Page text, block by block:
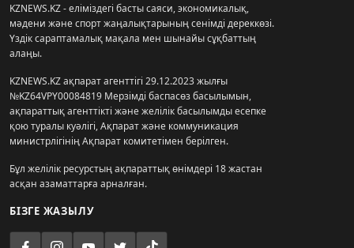
KZNEWS.KZ - еліміздегі басты саяси, экономикалық,
мәдени және спорт жаңалықтарының сенімді дереккөзі.
Үздік сараптамалық мақала мен шынайы сұқбаттың
алаңы.
KZNEWS.KZ ақпарат агенттігі 29.12.2023 жылғы
№KZ64VPY00084819 Мерзімді баспасөз басылымын,
ақпараттық агенттікті және желілік басылымды есепке
қою туралы куәлігі, Ақпарат және коммуникация
министрлігінің Ақпарат комитетімен берілген.
Бұл желілік ресурстың ақпараттық өнімдері 18 жастан
асқан азаматтарға арналған.
БІЗГЕ ЖАЗЫЛУ